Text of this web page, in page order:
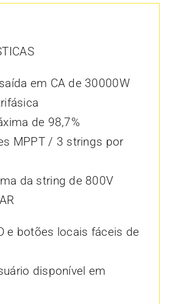
em CA de 30000W
de 98,7%
MPPT / 3 strings por
da string de 800V
e botões locais fáceis de
disponível em